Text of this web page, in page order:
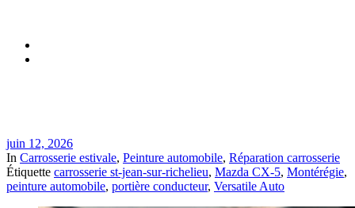
juin 12, 2026
In Carrosserie estivale, Peinture automobile, Réparation carrosserie
Étiquette carrosserie st-jean-sur-richelieu, Mazda CX-5, Montérégie,
peinture automobile, portière conducteur, Versatile Auto